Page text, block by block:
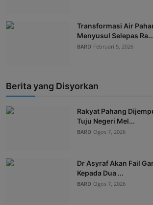
Transformasi Air
Menyusul Selepas Ra...
BARD Februari 5, 2026
Berita yang Disyorkan
Rakyat Pahang
Tuju Negeri Mel...
BARD Ogos 7, 2026
Dr Asyraf Akan Fail
Kepada Dua ...
BARD Ogos 7, 2026